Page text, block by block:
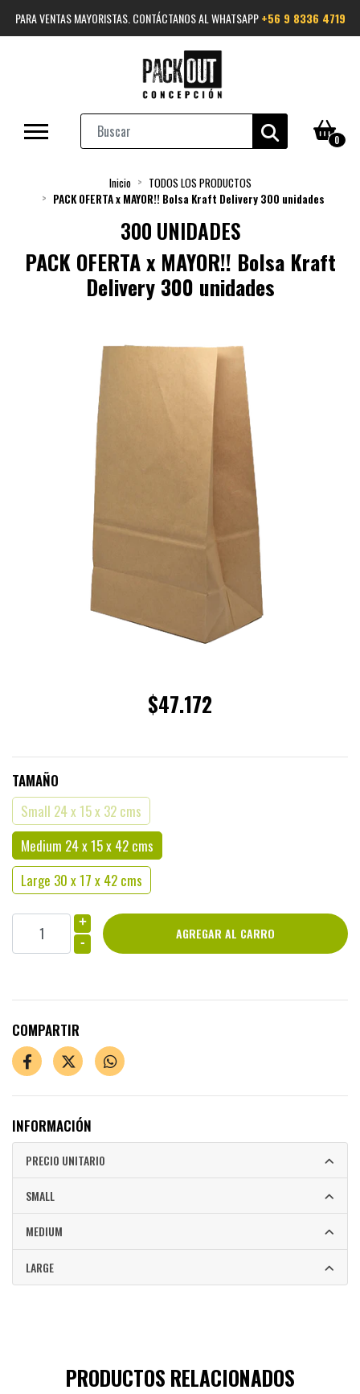
PARA VENTAS MAYORISTAS. CONTÁCTANOS AL WHATSAPP+56 9 8336 4719
0
Inicio
TODOS LOS PRODUCTOS
PACK OFERTA x MAYOR!! Bolsa Kraft Delivery 300 unidades
300 UNIDADES
PACK OFERTA x MAYOR!! Bolsa Kraft
Delivery 300 unidades
$47.172
TAMAÑO
Small 24 x 15 x 32 cms
Medium 24 x 15 x 42 cms
Large 30 x 17 x 42 cms
+
-
COMPARTIR
INFORMACIÓN
PRECIO UNITARIO
SMALL
MEDIUM
LARGE
PRODUCTOS RELACIONADOS